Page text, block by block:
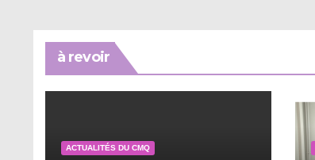
à revoir
ACTUALITÉS DU CMQ